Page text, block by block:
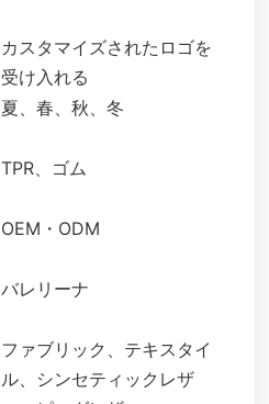
カスタマイズされたロゴを
受け入れる
夏、春、秋、冬
TPR、ゴム
OEM・ODM
バレリーナ
ファブリック、テキスタイ
ル、シンセティックレザ